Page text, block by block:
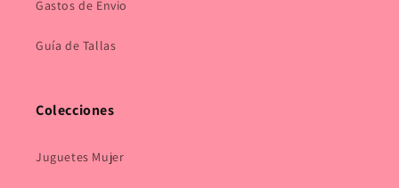
Gastos de Envio
Guía de Tallas
Colecciones
Juguetes Mujer